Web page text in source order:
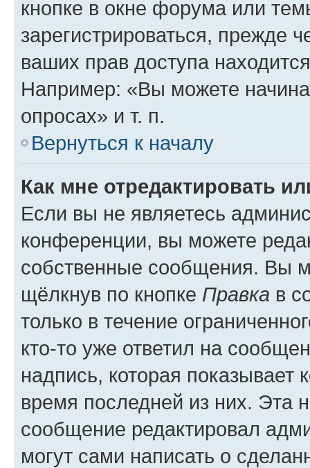
кнопке в окне форума или
зарегистрироваться, прежде
ваших прав доступа
Например: «Вы можете
опросах» и т. п.
Вернуться к началу
Как мне отредактировать
Если вы не являетесь
конференции, вы можете
собственные сообщения. Вы
щёлкнув по кнопке Правка в
только в течение
кто-то уже ответил на
надпись, которая показывает
время последней из них. Эта
сообщение редактировал
могут сами написать о